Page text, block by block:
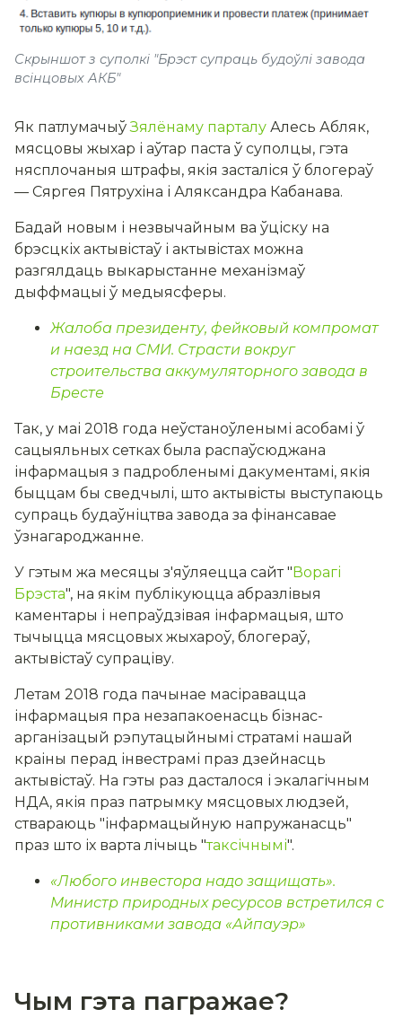
Скрыншот з суполкі "Брэст супраць будоўлі завода
всінцовых АКБ"
Як патлумачыўЗялёнаму парталу Алесь Абляк,
мясцовы жыхар і аўтар паста ў суполцы, гэта
нясплочаныя штрафы, якія засталіся ў блогераў
— Сяргея Пятрухіна і Аляксандра Кабанава.
Бадай новым і незвычайным ва ўціску на
брэсцкіх актывістаў і актывістах можна
разгялдаць выкарыстанне механізмаў
дыффмацыі ў медыясферы.
Жалоба президенту, фейковый компромат
и наезд на СМИ. Страсти вокруг
строительства аккумуляторного завода в
Бресте
Так, у маі 2018 года неўстаноўленымі асобамі ў
сацыяльных сетках была распаўсюджана
інфармацыя з падробленымі дакументамі, якія
быццам бы сведчылі, што актывісты выступаюць
супраць будаўніцтва завода за фінансавае
ўзнагароджанне.
У гэтым жа месяцы з'яўляецца сайт "Ворагі
Брэста", на якім публікуюцца абразлівыя
каментары і непраўдзівая інфармацыя, што
тычыцца мясцовых жыхароў, блогераў,
актывістаў супраціву.
Летам 2018 года пачынае масіравацца
інфармацыя пра незапакоенасць бізнас-
арганізацый рэпутацыйнымі стратамі нашай
краіны перад інвестрамі праз дзейнасць
актывістаў. На гэты раз дасталося і экалагічным
НДА, якія праз патрымку мясцовых людзей,
ствараюць "інфармацыйную напружанасць"
праз што іх варта лічыць "таксічнымі".
«Любого инвестора надо защищать».
Министр природных ресурсов встретился с
противниками завода «Айпауэр»
Чым гэта пагражае?